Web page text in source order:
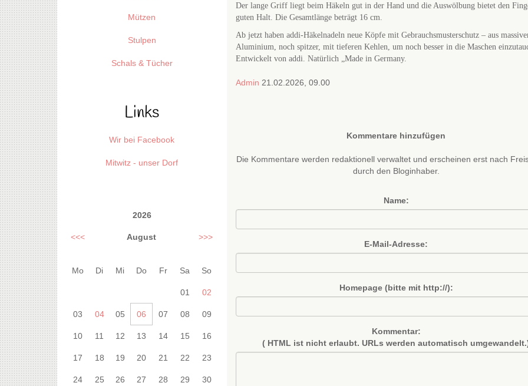
Der lange Griff liegt beim Häkeln gut in der Hand und die Auswölbung bietet den
guten Halt. Die Gesamtlänge beträgt 16 cm.
Ab jetzt haben addi-Häkelnadeln neue Köpfe mit Gebrauchsmusterschutz – aus
Aluminium, noch spitzer, mit tieferen Kehlen, um noch besser in die Maschen
Entwickelt von addi. Natürlich „Made in Germany.
Admin 21.02.2026, 09.00
Kommentare hinzufügen
Die Kommentare werden redaktionell verwaltet und erscheinen erst nach
durch den Bloginhaber.
Name:
E-Mail-Adresse:
Homepage (bitte mit http://):
Kommentar:
( HTML ist nicht erlaubt. URLs werden automatisch
Mützen
Stulpen
Schals & Tücher
Links
Wir bei Facebook
Mitwitz - unser Dorf
2026
<<< August >>>
Mo Di Mi Do Fr Sa So
01 02
03 04 05 06 07 08 09
10 11 12 13 14 15 16
17 18 19 20 21 22 23
24 25 26 27 28 29 30